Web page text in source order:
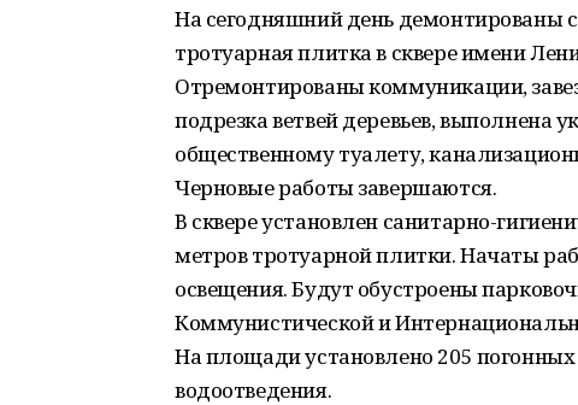
На сегодняшний день демонтированы
тротуарная плитка в сквере имени
Отремонтированы коммуникации,
подрезка ветвей деревьев, выполнена
общественному туалету,
Черновые работы завершаются.
В сквере установлен санитарно-
метров тротуарной плитки. Начаты
освещения. Будут обустроены
Коммунистической и
На площади установлено 205
водоотведения.